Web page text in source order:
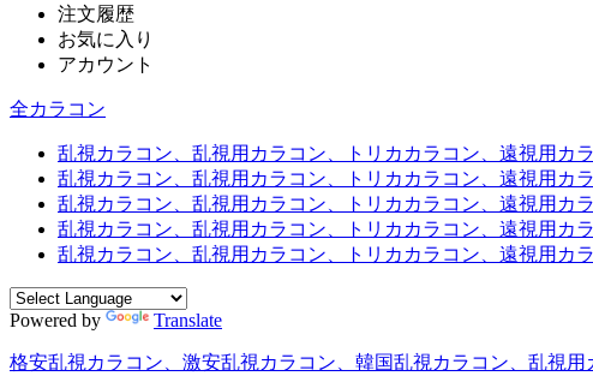
注文履歴
お気に入り
アカウント
全カラコン
乱視カラコン、乱視用カラコン、トリカカラコン、遠視用カ
乱視カラコン、乱視用カラコン、トリカカラコン、遠視用カ
乱視カラコン、乱視用カラコン、トリカカラコン、遠視用カ
乱視カラコン、乱視用カラコン、トリカカラコン、遠視用カ
乱視カラコン、乱視用カラコン、トリカカラコン、遠視用カ
Powered by Translate
格安乱視カラコン、激安乱視カラコン、韓国乱視カラコン、乱視